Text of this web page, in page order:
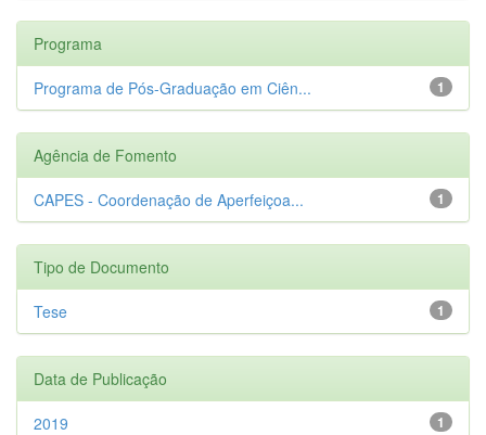
Programa
1
Programa de Pós-Graduação em Ciên...
Agência de Fomento
1
CAPES - Coordenação de Aperfeiçoa...
Tipo de Documento
1
Tese
Data de Publicação
1
2019